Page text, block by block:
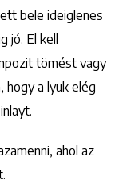
bele ideiglenes
jó. El kell
tömést vagy
hogy a lyuk elég
ahol az